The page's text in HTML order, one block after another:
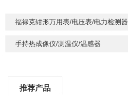
福禄克钳形万用表/电压表/电力检测器
手持热成像仪/测温仪/温感器
推荐产品